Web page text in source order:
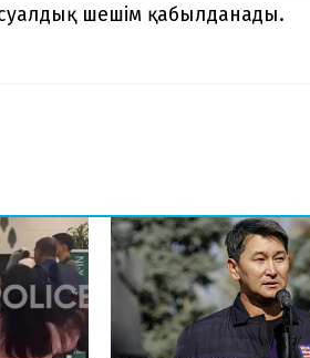
шешім қабылданады.